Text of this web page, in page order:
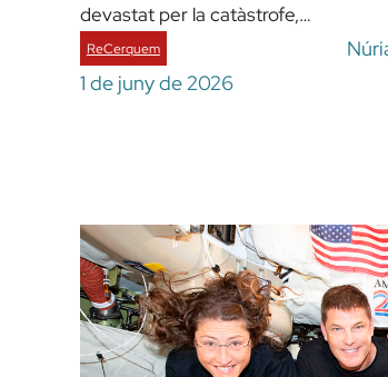
devastat per la catàstrofe,…
ReCerquem
1 de juny de 2026